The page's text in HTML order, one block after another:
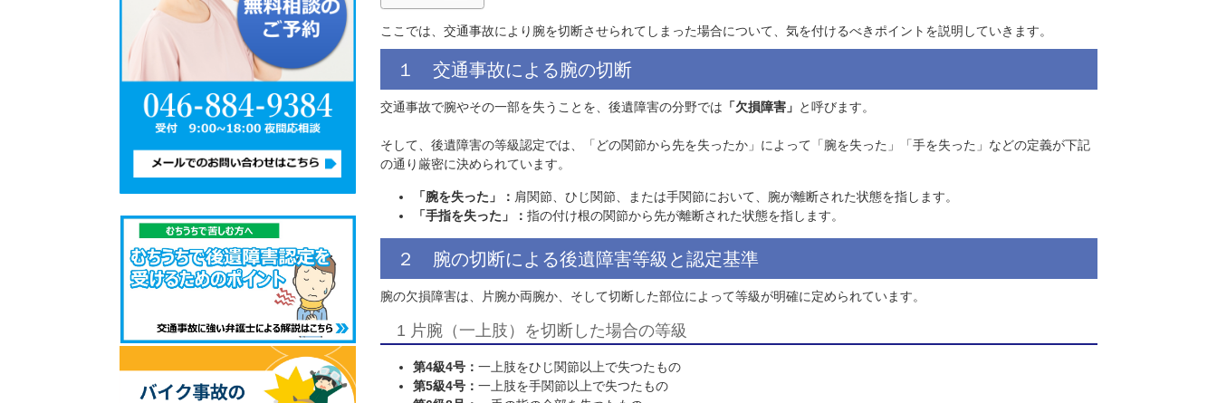
目次
ここでは、交通事故により腕を切断させられてしまった場合について、気を付けるべきポイントを説明していきます。
１ 交通事故による腕の切断
交通事故で腕やその一部を失うことを、後遺障害の分野では
そして、後遺障害の等級認定では、「どの関節から先を失ったか」によって「腕を失った」「手を失った」などの定義が下記
の通り厳密に決められています。
「腕を失った」：肩関節、ひじ関節、または手関節において、腕が離断された状態を指します。
「手指を失った」： 指の付け根の関節から先が離断された状態を指します。
２ 腕の切断による後遺障害等級と認定基準
腕の欠損障害は、片腕か両腕か、そして切断した部位によって等級が明確に定められています。